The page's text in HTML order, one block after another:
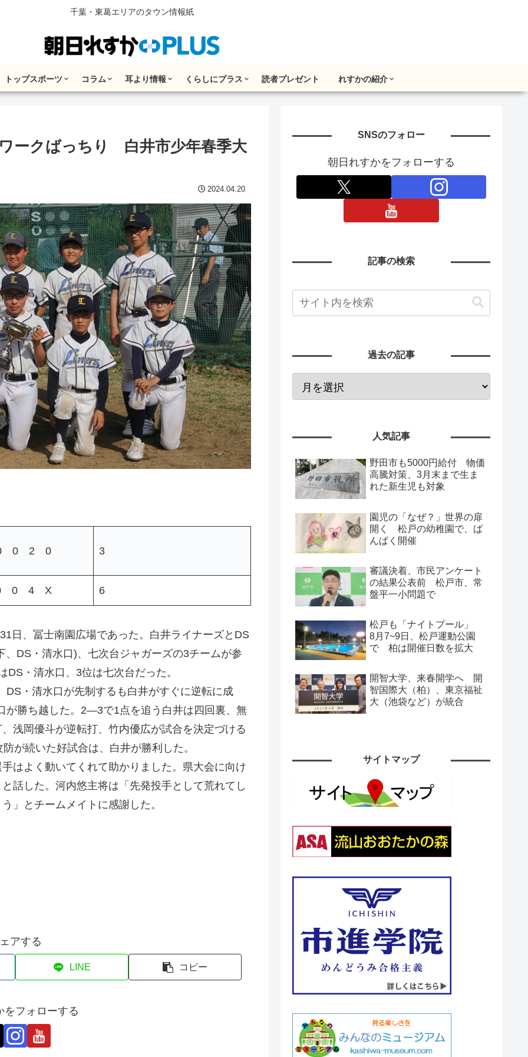
千葉・東葛エリアのタウン情報紙
トップスポーツ コラム 耳より情報 くらしにプラス 読者プレゼント れすかの紹介
ークばっちり 白井市少年春季大
2024.04.20
0 2 0 3
0 4 X 6
、冨士南園広場であった。白井ライナーズとDS
DS・清水口)、七次台ジャガーズの3チームが参
・清水口、3位は七次台だった。
・清水口が先制するも白井がすぐに逆転に成
が勝ち越した。2―3で1点を追う白井は四回裏、無
浅岡優斗が逆転打、竹内優広が試合を決定づける
が続いた好試合は、白井が勝利した。
よく動いてくれて助かりました。県大会に向け
話した。河内悠主将は「先発投手として荒れてし
」とチームメイトに感謝した。
アする
LINE コピー
をフォローする
SNSのフォロー
朝日れすかをフォローする
記事の検索
過去の記事
人気記事
野田市も5000円給付 物価
高騰対策、3月末まで生ま
れた新生児も対象
園児の「なぜ？」世界の扉
開く 松戸の幼稚園で、ば
んぱく開催
審議決着、市民アンケート
の結果公表前 松戸市、常
盤平一小問題で
松戸も「ナイトプール」
8月7~9日、松戸運動公園
で 柏は開催日数を拡大
開智大学、来春開学へ 開
智国際大（柏）、東京福祉
大（池袋など）が統合
サイトマップ